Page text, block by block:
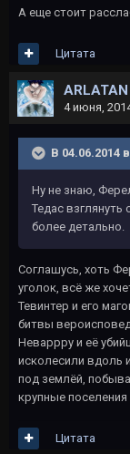
А еще стоит
Цитата
ARLATAN
4 июня,
В 04.06.2014
Ну не знаю,
Тедас взглянуть
более детально.
Соглашусь, хоть
уголок, всё же
Тевинтер и его
битвы
Неваррру и её
исколесили вдоль
под землёй,
крупные
Цитата